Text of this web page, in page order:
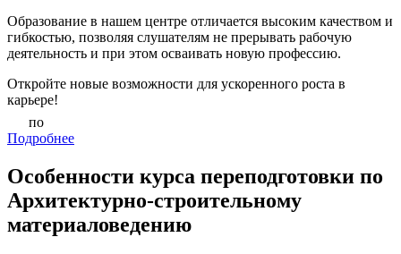
Образование в нашем центре отличается высоким качеством и
гибкостью, позволяя слушателям не прерывать рабочую
деятельность и при этом осваивать новую профессию.
Откройте новые возможности для ускоренного роста в
карьере!
по
Подробнее
Особенности курса переподготовки по
Архитектурно-строительному
материаловедению